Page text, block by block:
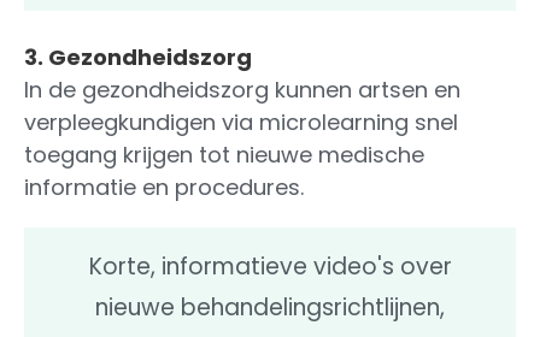
3. Gezondheidszorg
In de gezondheidszorg kunnen artsen en
verpleegkundigen via microlearning snel
toegang krijgen tot nieuwe medische
informatie en procedures.
Korte, informatieve video's over
nieuwe behandelingsrichtlijnen,